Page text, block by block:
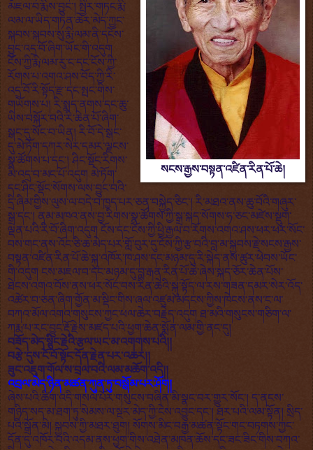
སངས་རྒྱས་བསྟན་འཛིན་རིན་པོ་ཆེ།
མཇལ་བ་རྨིས་བྱུང་། སྤྱིར་གཏང་རྨི་
ལམ་ལ་ཡིད་གཏན་ཆེར་མེད་ཀྱང་
སྐབས་སྐབས་སུ་རྨི་ལམ་ནི་དངོས་
བྱུང་འདྲ་བོ་ཞིག་ཡོང་གི་འདུག
ངོས་ཀྱི་རྨི་ལམ་རུ་ང་དང་ངོས་ཀྱི་
རོགས་པ་འགའ་ཤས་བོད་ཀྱི་རི་
འདྲ་བོ་རི་སྟོད་རྫ་དང་སྤང་གིས་
གཡོགས་པ། རི་སྨད་ནགས་དང་ཆུ་
ཡིས་བསྐོར་བའི་རི་ཆེན་པོ་ཞིག་
སྒང་དུ་སོང་བ་ཡིན། རི་བོ་དེ་སྒང་
དུ་མེ་ཏོག་དཀར་སེར་དམར་ལྗངས་
སྣ་ཚོགས་པ་དང་། ཤིང་སྡོང་རིགས་
མི་འདྲ་བ་མང་པོ་འདུག མེ་ཏོག་
དང་ཤིང་སྡོང་སོགས་ལས་བྱུང་བའི་
དྲི་ཞིམ་གྱིས་ལུས་ལ་བདེ་བ་ཁྱད་པར་ཅན་བསྐྱེད་ཅིང་། རི་མཐའ་ནས་ཆུ་བོའི་གཞུར་
སྒྲ་དང་། ནམ་མཁའ་ནས་བྱ་རིགས་སྣ་ཚོགས་ཀྱི་སྒྲ་སྐད་སོགས་ཧ་ཅང་མཛེས་སྡུག་
ལྡན་པའི་རི་བོ་ཞིག་འདུག ངོས་དང་ངོས་ཀྱི་ཕྱི་རྒྱལ་བ་རོགས་འགའ་ཤས་ཕར་ཕར་སོང་
བས་གང་ནས་འོང་ཅི་ཆ་མེད་པར་གློ་བུར་དུ་ངོས་ཀྱི་རྩ་བའི་བླ་མ་སྐྱབས་རྗེ་སངས་རྒྱས་
བསྟན་འཛིན་རིན་པོ་ཆེ་སྐུ་འཁོར་ཁ་ཤས་དང་མཉམ་དུ་རི་སྐེད་ནས་ཚུར་ཕེབས་ཡོང་
གི་འདུག ངས་མཇལ་བ་དང་མཉམ་དུ་བླ་རྒན་རིན་པོ་ཆེ་ཞེས་སྐད་ཅོར་ཆེན་པོས་
ཐེངས་འགའ་བོས་ནས་ཕར་སོང་བས་རིན་ཆེའི་སྐུ་སྟོད་ལ་རས་གཟན་དམར་སེར་འོད་
འཚེར་བ་ཅན་ཞིག་གྱོན་མ་སྡིང་གིས་ཞལ་འཛུམ་མདངས་ཀྱིས་ཁེངས་ནས་ང་ལ་
བཀའ་མོལ་འགའ་གསུངས་ཀྱང་ཕལ་ཆེར་བརྗེད་འདུག ཐ་མའི་གསུངས་གཅིག་ལ་
ཀརྨ་པ་རང་བྱུང་རྡོ་རྗེས་མཛད་པའི་ཕྱག་ཆེན་སྨོན་ལམ་གྱི་ནང་དུ།
བཟོད་མེད་སྙིང་རྗེའི་རྩལ་ཡང་མ་འགགས་པའི།།
བརྩེ་དུས་ངོ་བོ་སྟོང་དོན་རྗེན་པར་འཆར།།
ཟུང་འཇུག་གོལ་ས་བྲལ་བའི་ལམ་མཆོག་འདི།།
འབྲལ་མེད་ཉིན་མཚན་ཀུན་ཏུ་བསྒོམ་པར་ཤོག།
ཞེས་པའི་ཚིག་འདི་གསལ་པོར་གསུངས་བཞིན་མི་སྣང་བར་གྱུར་སོང་། ད་ནངས་
གཉིད་སད་མ་ཐག་ཏུ་སེམས་ལ་སྔར་མེད་ཀྱི་ངེས་འབྱུང་དང་། ཐར་པའི་ལམ་སྟོན། སྲིད་
པའི་སྒྲོན་མེ། སྐྱབས་ཀྱི་མཐར་ཐུག། སོགས་མིང་བརྒྱ་མཚན་སྟོང་གང་བཏགས་ཀྱང་
དོན་དུ་འཁོར་བའི་འདམ་ནས་ཕྱག་གིས་འཐེན་མཁན་ཆོས་དང་ཟང་ཟིང་གིས་བཀའ་